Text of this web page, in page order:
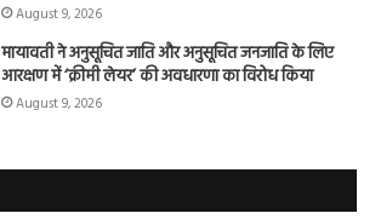
August 9, 2026
मायावती ने अनुसूचित जाति और अनुसूचित जनजाति के लिए
आरक्षण में ‘क्रीमी लेयर’ की अवधारणा का विरोध किया
August 9, 2026